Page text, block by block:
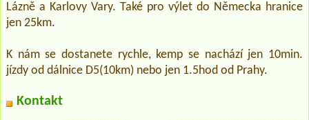
Lázně a Karlovy Vary. Také pro výlet do Německa hranice
jen 25km.
K nám se dostanete rychle, kemp se nachází jen 10min.
jízdy od dálnice D5(10km) nebo jen 1.5hod od Prahy.
Kontakt